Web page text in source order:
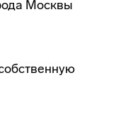
Москвы